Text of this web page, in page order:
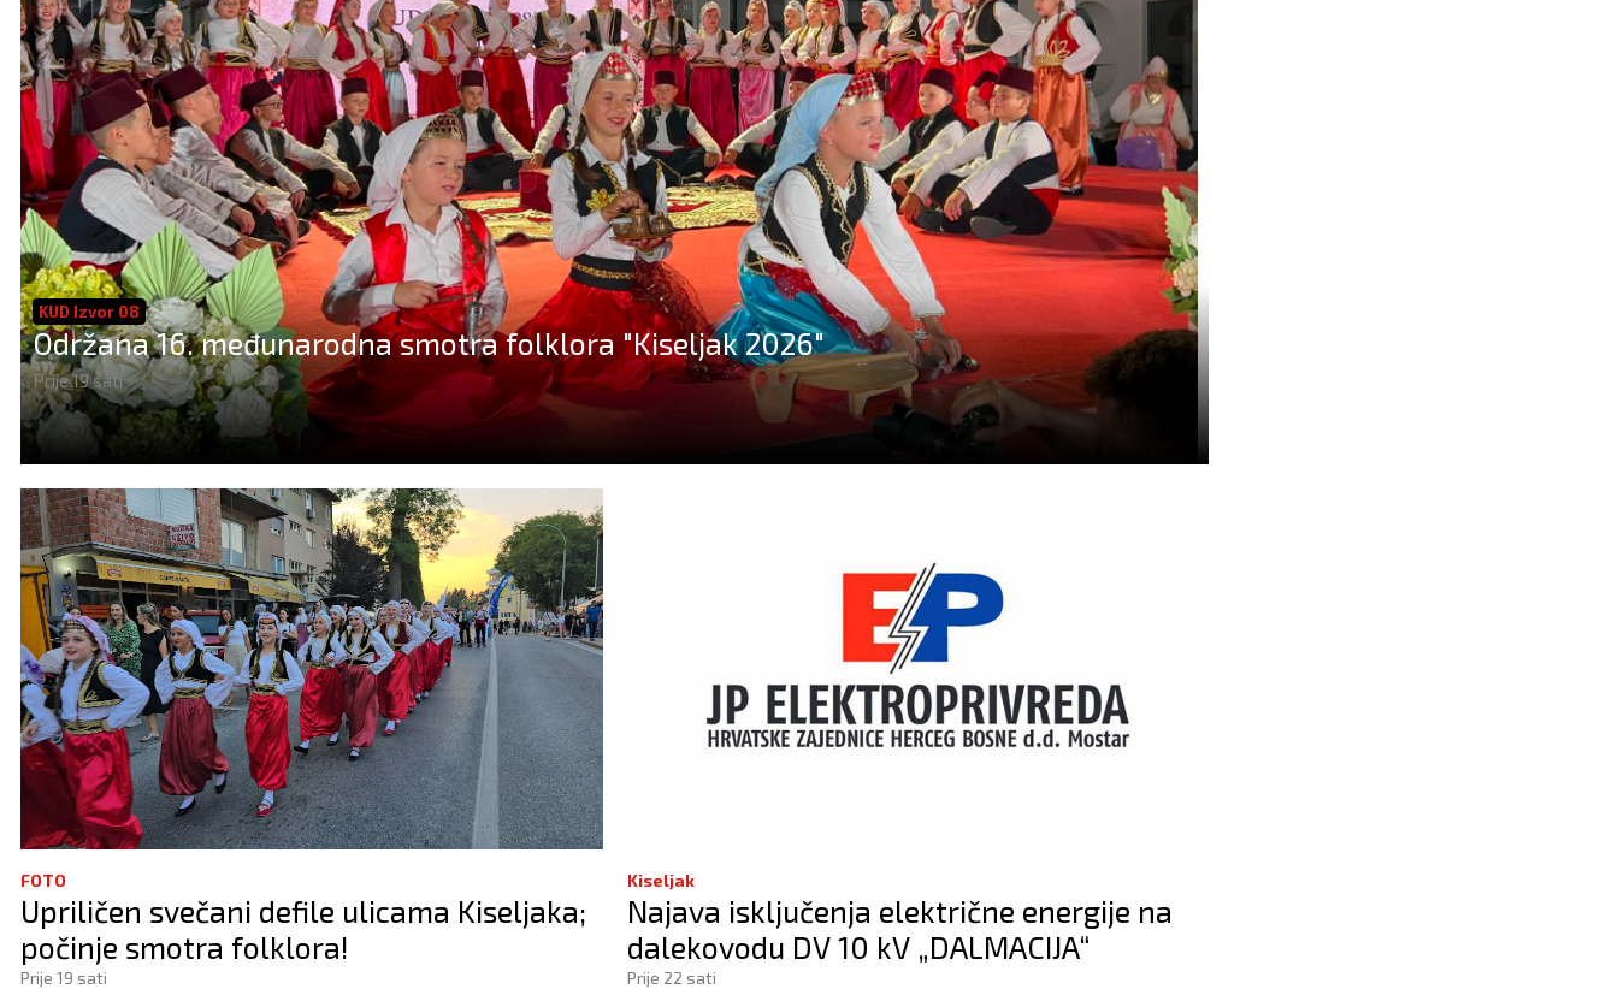
KUD Izvor 08
Održana 16. međunarodna smotra folklora "Kiseljak 2026"
Prije 19 sati
FOTO
Upriličen svečani defile ulicama Kiseljaka;
počinje smotra folklora!
Prije 19 sati
Kiseljak
Najava isključenja električne energije na
dalekovodu DV 10 kV „DALMACIJA“
Prije 22 sati